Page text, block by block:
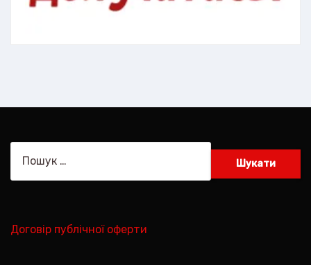
Договір публічної оферти